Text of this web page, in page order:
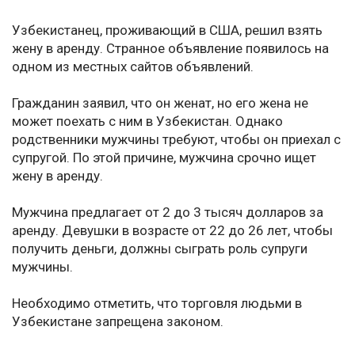
Узбекистанец, проживающий в США, решил взять
жену в аренду. Странное объявление появилось на
одном из местных сайтов объявлений.
Гражданин заявил, что он женат, но его жена не
может поехать с ним в Узбекистан. Однако
родственники мужчины требуют, чтобы он приехал с
супругой. По этой причине, мужчина срочно ищет
жену в аренду.
Мужчина предлагает от 2 до 3 тысяч долларов за
аренду. Девушки в возрасте от 22 до 26 лет, чтобы
получить деньги, должны сыграть роль супруги
мужчины.
Необходимо отметить, что торговля людьми в
Узбекистане запрещена законом.